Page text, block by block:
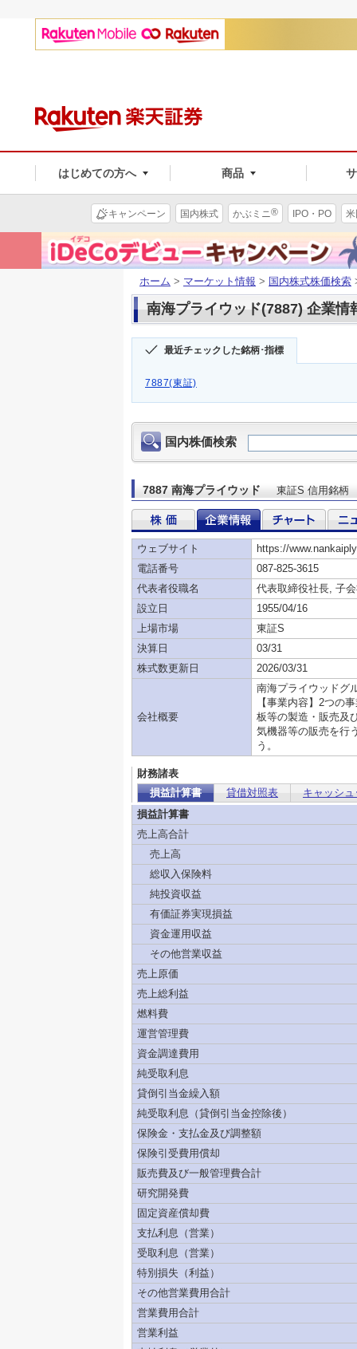
はじめての方へ 商品
キャンペーン 国内株式 かぶミニ® IPO・PO
ホーム > マーケット情報 > 国内株式株価検索
南海プライウッド(7887) 企業情
最近チェックした銘柄･指標
7887(東証)